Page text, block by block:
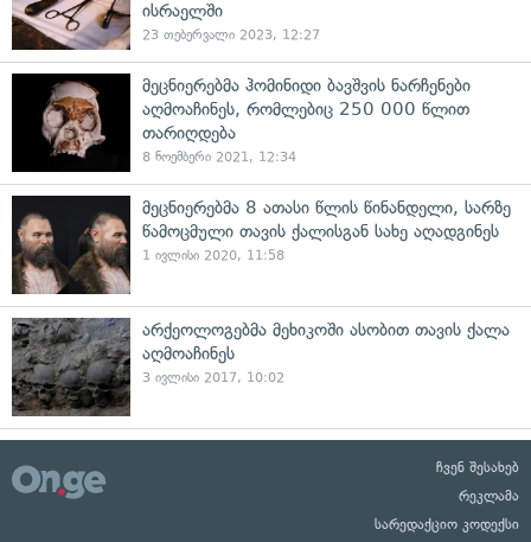
ისრაელში
23 თებერვალი 2023, 12:27
მეცნიერებმა ჰომინიდი ბავშვის ნარჩენები
აღმოაჩინეს, რომლებიც 250 000 წლით
თარიღდება
8 ნოემბერი 2021, 12:34
მეცნიერებმა 8 ათასი წლის წინანდელი, სარზე
წამოცმული თავის ქალისგან სახე აღადგინეს
1 ივლისი 2020, 11:58
არქეოლოგებმა მეხიკოში ასობით თავის ქალა
აღმოაჩინეს
3 ივლისი 2017, 10:02
ჩვენ შესახებ
რეკლამა
სარედაქციო კოდექსი